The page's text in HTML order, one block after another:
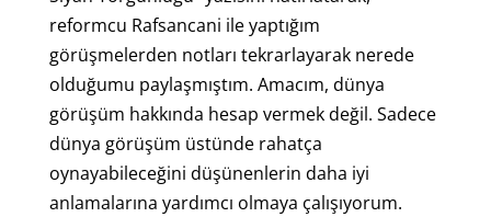
reformcu Rafsancani ile yaptığım
görüşmelerden notları tekrarlayarak nerede
olduğumu paylaşmıştım. Amacım, dünya
görüşüm hakkında hesap vermek değil. Sadece
dünya görüşüm üstünde rahatça
oynayabileceğini düşünenlerin daha iyi
anlamalarına yardımcı olmaya çalışıyorum.